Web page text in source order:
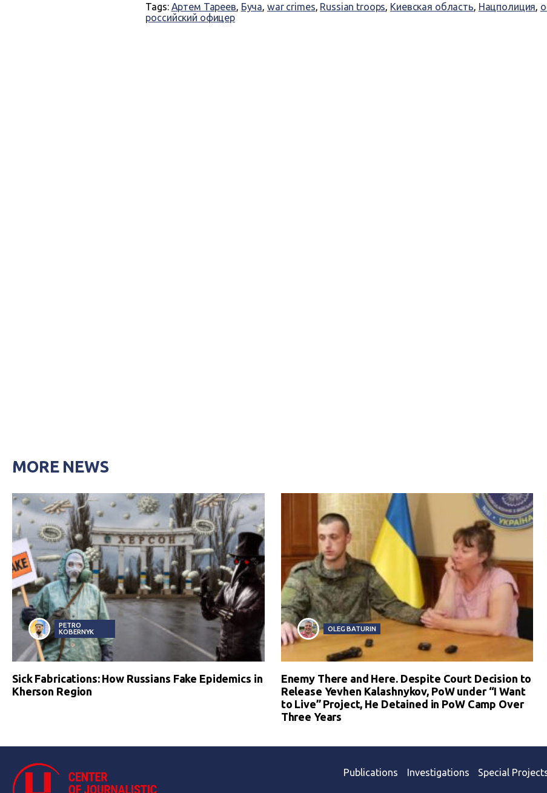
Tags: Артем Тареев, Буча, war crimes, Russian troops, Киевская область, Нацполиция,
российский офицер
MORE NEWS
PETRO
KOBERNYK
Sick Fabrications: How Russians Fake Epidemics in
Kherson Region
OLEG BATURIN
Enemy There and Here. Despite Court Decision to
Release Yevhen Kalashnykov, PoW under “I Want
to Live” Project, He Detained in PoW Camp Over
Three Years
Publications Investigations Special